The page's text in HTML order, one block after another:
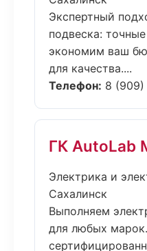
Экспертный
подвеска:
экономим ваш
для качества....
Телефон: 8
ГК AutoLab
Электрика и
Сахалинск
Выполняем
для любых